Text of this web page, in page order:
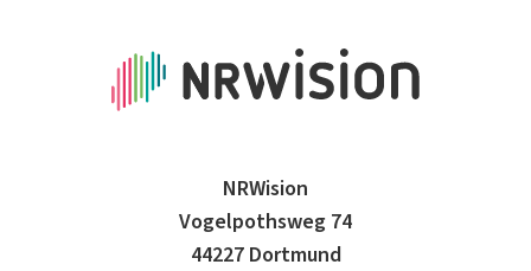
NRWision
Vogelpothsweg 74
44227 Dortmund